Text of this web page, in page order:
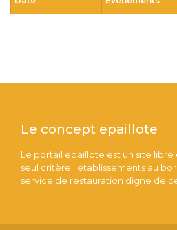
Le concept epaillote
Le portail epaillote est un site
seul critère : établissements au
service de restauration digne de